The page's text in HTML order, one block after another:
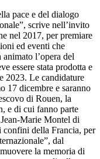
pace e del dialogo
scrive nell’invito
nel 2017, per premiare
ed eventi che
l’opera del
essere stata prodotta e
2023. Le candidature
17 dicembre e saranno
di Rouen, la
e di cui fanno parte
Marie Montel di
confini della Francia, per
dal
la memoria di